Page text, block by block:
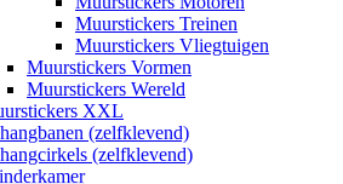
Muurstickers Treinen
Muurstickers Vliegtuigen
Muurstickers Vormen
Muurstickers Wereld
XXL
(zelfklevend)
(zelfklevend)